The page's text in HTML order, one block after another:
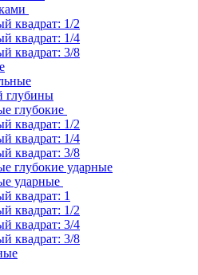
квадрат: 1/2
квадрат: 1/4
квадрат: 3/8
глубины
глубокие
квадрат: 1/2
квадрат: 1/4
квадрат: 3/8
глубокие ударные
ударные
квадрат: 1
квадрат: 1/2
квадрат: 3/4
квадрат: 3/8